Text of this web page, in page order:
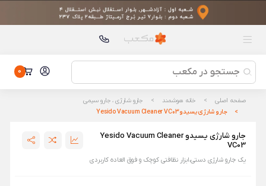
محصولات پیشنهادی
ریش تراش شیائومی Xiaomi Electric Shaver S700
قابلمه برقی چند منظوره شیائومی مدل Deerma DG50W
هدست بیسیم شیائومی مدل Redmi Headphones Neo
ریش تراش شارژی شیائومی مدل Enchen BlackStone 6
هندزفری QCY T13 X
ریش تراش شیائومی Xiaomi Electric Shaver S700
هدست بیسیم شیائومی مدل Redmi Headphones Neo
ریش تراش شارژی شیائومی مدل Enchen BlackStone 6
0
صفحه اصلی خانه هوشمند
جارو شارژی ، جارو سیمی
جارو شارژی یسیدو Yesido Vacuum Cleaner VC03
جارو شارژی یسیدو Yesido Vacuum Cleaner
VC03
یک جارو شارژی دستی،ابزار نظافتی کوچک و فوق العاده کاربردی